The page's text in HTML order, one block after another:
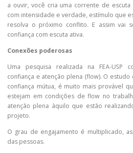
a ouvir, você cria uma corrente de escuta
com intensidade e verdade, estímulo que
resolva o próximo conflito. E assim vai
confiança com escuta ativa.
Conexões poderosas
Uma pesquisa realizada na FEA-USP
confiança e atenção plena (flow). O
confiança mútua, é muito mais provável
estejam em condições de flow no
atenção plena àquilo que estão
projeto.
O grau de engajamento é multiplicado,
das pessoas.